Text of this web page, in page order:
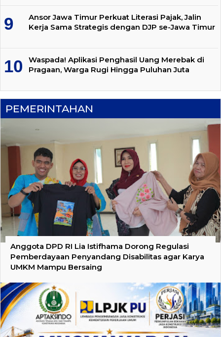
Ansor Jawa Timur Perkuat Literasi Pajak, Jalin
Kerja Sama Strategis dengan DJP se-Jawa Timur
Waspada! Aplikasi Penghasil Uang Merebak di
Pragaan, Warga Rugi Hingga Puluhan Juta
PEMERINTAHAN
Anggota DPD RI Lia Istifhama Dorong Regulasi
Pemberdayaan Penyandang Disabilitas agar Karya
UMKM Mampu Bersaing